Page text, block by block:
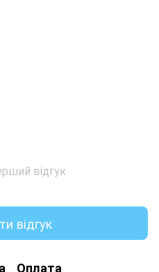
відгук
відгук
Оплата